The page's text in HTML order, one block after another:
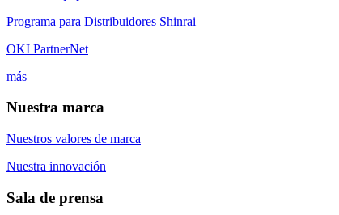
Programa para Distribuidores Shinrai
OKI PartnerNet
más
Nuestra marca
Nuestros valores de marca
Nuestra innovación
Sala de prensa